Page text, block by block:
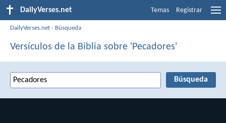
DailyVerses.net Temas Registrar
DailyVerses.net › Búsqueda
Versículos de la Biblia sobre 'Pecadores'